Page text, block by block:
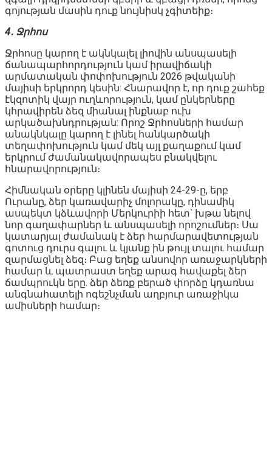
գոյության մասին դուք նույնիսկ չգիտեիք։
4․ Ջրհոս
Ջրհոսը կարող է ակնկալել լիովին անսպասելի
ճանապարհորդություն կամ իրավիճակի
արմատական ​​փոփոխություն 2026 թվականի
մայիսի երկրորդ կեսին: Հնարավոր է, որ դուք շահեք
էկզոտիկ վայր ուղևորություն, կամ ընկերները
կհրավիրեն ձեզ միանալ ինքնաբ ուխ
արկածախնդրության: Որոշ Ջրհոսների համար
անակնկալը կարող է լինել հանկարծակի
տեղափոխություն կամ մեկ այլ քաղաքում կամ
երկրում ժամանակավորապես բնակվելու
հնարավորություն։
Հիմնական օրերը կլինեն մայիսի 24-29-ը, երբ
Ուրանը, ձեր կառավարիչ մոլորակը, դինամիկ
ասպեկտ կձևավորի Մերկուրիի հետ՝ խթա նելով
նոր գաղափարներ և անսպասելի որոշումներ։ Սա
կատարյալ ժամանակ է ձեր հարմարավետության
գոտուց դուրս գալու և կյանք ին թույլ տալու համար
զարմացնել ձեզ։ Բաց եղեք անսովոր առաջարկների
համար և պատրաստ եղեք արագ հավաքել ձեր
ճամպրուկն երը. ձեր ձեռք բերած փորձը կդառնա
անգնահատելի ոգեշնչման աղբյուր առաջիկա
ամիսների համար։